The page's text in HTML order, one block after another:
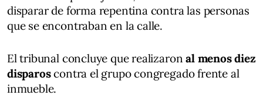
disparar de forma repentina contra las personas
que se encontraban en la calle.
El tribunal concluye que realizaronal menos diez
disparoscontra el grupo congregado frente al
inmueble.